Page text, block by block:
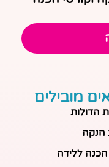
מובילים
הדולות
הנקה
ללידה